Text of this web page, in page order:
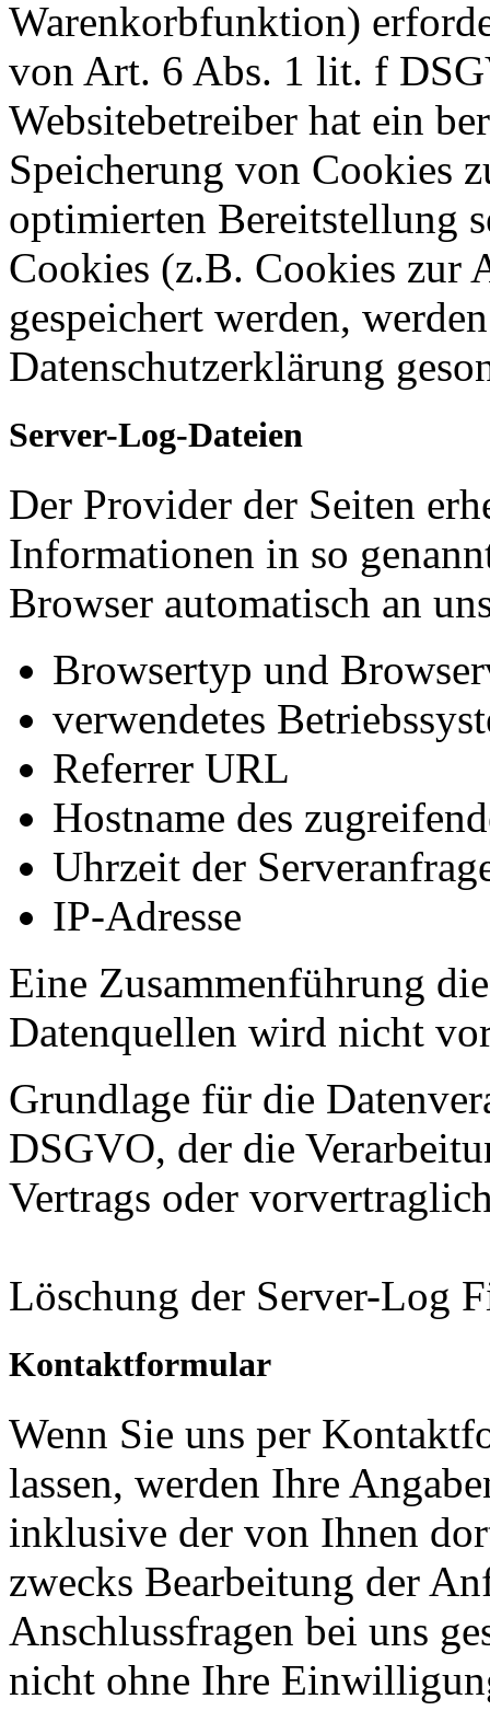
Warenkorbfunktion)
von Art. 6 Abs. 1 lit. f
Websitebetreiber hat ein
Speicherung von Cookies
optimierten Bereitstellung
Cookies (z.B. Cookies zur
gespeichert werden,
Datenschutzerklärung
Server-Log-Dateien
Der Provider der Seiten
Informationen in so
Browser automatisch an
Browsertyp und
verwendetes
Referrer URL
Hostname des
Uhrzeit der
IP-Adresse
Eine Zusammenführung
Datenquellen wird nicht
Grundlage für die
DSGVO, der die
Vertrags oder
Löschung der Server-Log
Kontaktformular
Wenn Sie uns per
lassen, werden Ihre
inklusive der von Ihnen
zwecks Bearbeitung der
Anschlussfragen bei uns
nicht ohne Ihre